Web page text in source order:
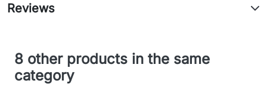
Reviews
8 other products in the same
category